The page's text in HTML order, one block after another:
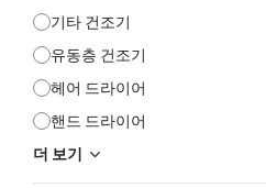
기타 건조기
유동층 건조기
헤어 드라이어
핸드 드라이어
더 보기